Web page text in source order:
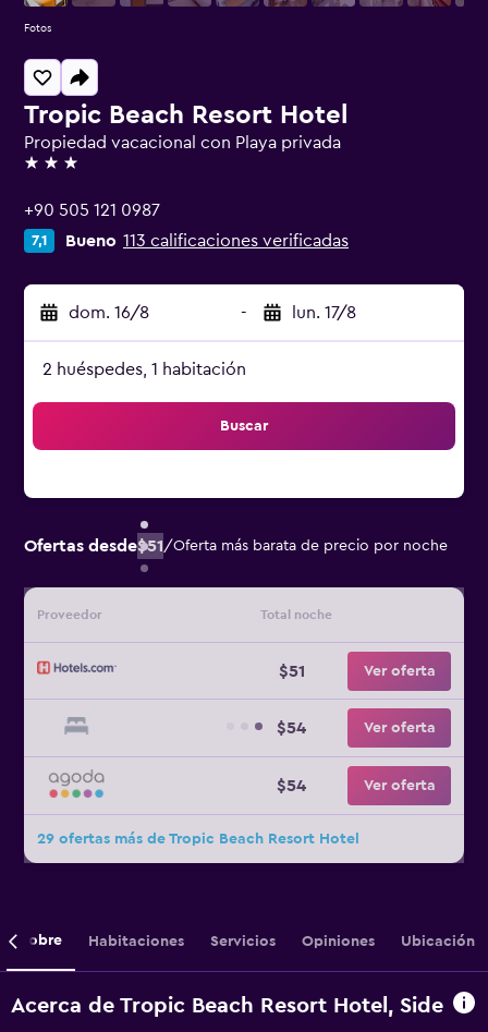
Tropic Beach Resort Hotel
Propiedad vacacional con Playa privada
3 estrellas
+90 505 121 0987
7,1 Bueno 113 calificaciones verificadas
dom. 16/8 - lun. 17/8
2 huéspedes, 1 habitación
Buscar
Ofertas desde$51/Oferta más barata de precio por noche
Proveedor Total noche
$51 Ver oferta
$54 Ver oferta
$54 Ver oferta
29 ofertas más de Tropic Beach Resort Hotel
Fotos
Sobre Habitaciones Servicios Opiniones Ubicación
Acerca de Tropic Beach Resort Hotel, Side